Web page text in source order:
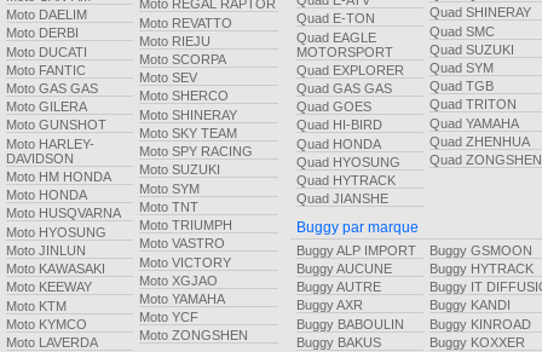
Moto DAELIM
Moto DERBI
Moto DUCATI
Moto FANTIC
Moto GAS GAS
Moto GILERA
Moto GUNSHOT
Moto HARLEY-
DAVIDSON
Moto HM HONDA
Moto HONDA
Moto HUSQVARNA
Moto HYOSUNG
Moto JINLUN
Moto KAWASAKI
Moto KEEWAY
Moto KTM
Moto KYMCO
Moto LAVERDA
Moto REGAL RAPTOR
Moto REVATTO
Moto RIEJU
Moto SCORPA
Moto SEV
Moto SHERCO
Moto SHINERAY
Moto SKY TEAM
Moto SPY RACING
Moto SUZUKI
Moto SYM
Moto TNT
Moto TRIUMPH
Moto VASTRO
Moto VICTORY
Moto XGJAO
Moto YAMAHA
Moto YCF
Moto ZONGSHEN
Quad E-TON
Quad EAGLE
MOTORSPORT
Quad EXPLORER
Quad GAS GAS
Quad GOES
Quad HI-BIRD
Quad HONDA
Quad HYOSUNG
Quad HYTRACK
Quad JIANSHE
Quad SHINERAY
Quad SMC
Quad SUZUKI
Quad SYM
Quad TGB
Quad TRITON
Quad YAMAHA
Quad ZHENHUA
Quad ZONGSHEN
Buggy par marque
Buggy ALP IMPORT
Buggy AUCUNE
Buggy AUTRE
Buggy AXR
Buggy BABOULIN
Buggy BAKUS
Buggy GSMOON
Buggy HYTRACK
Buggy IT
Buggy KANDI
Buggy KINROAD
Buggy KOXXER